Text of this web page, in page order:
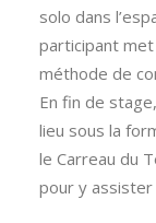
solo dans
participant
méthode de
En fin de
lieu sous la
le Carreau du
pour y assister